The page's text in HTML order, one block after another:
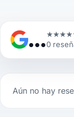
...★★★★
0
Aún no hay